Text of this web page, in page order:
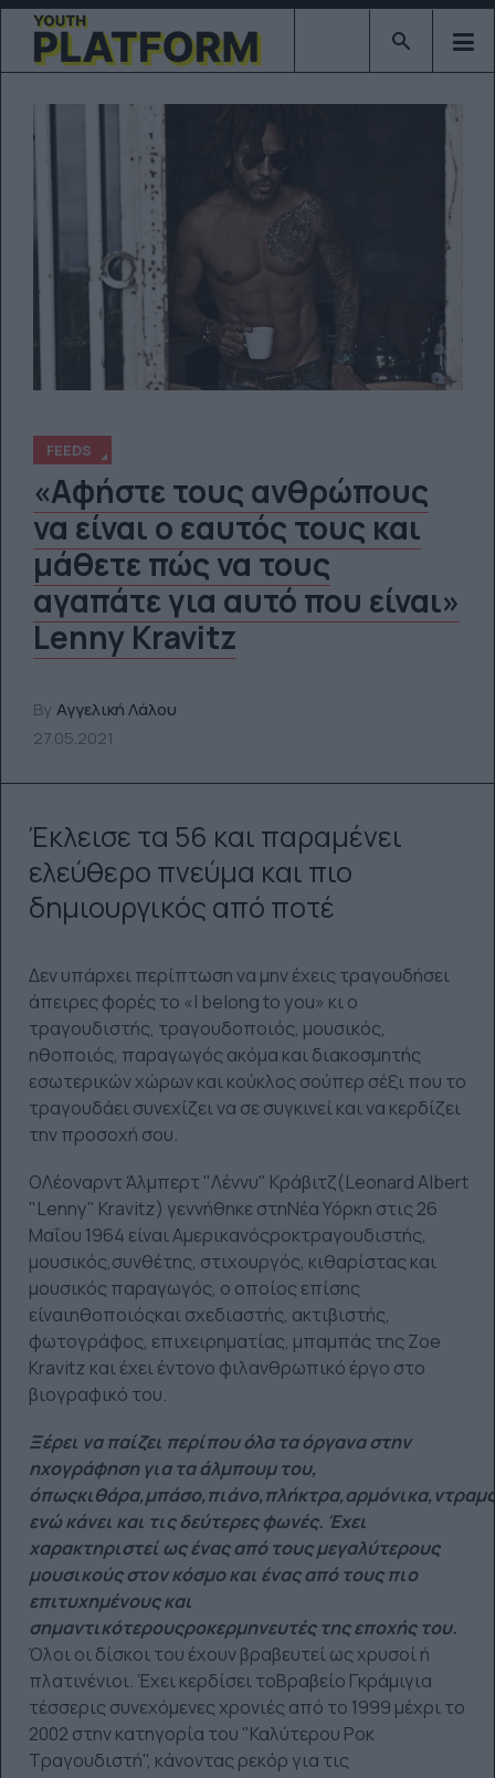
Type 2 or
FEEDS
«Αφήστε τους ανθρώπους
να είναι ο εαυτός τους και
μάθετε πώς να τους
αγαπάτε για αυτό που είναι»
Lenny Kravitz
By Αγγελική Λάλου
27.05.2021
Έκλεισε τα 56 και παραμένει
ελεύθερο πνεύμα και πιο
δημιουργικός από ποτέ
Δεν υπάρχει περίπτωση να μην έχεις τραγουδήσει
άπειρες φορές το «Ι belong to you» κι ο
τραγουδιστής, τραγουδοποιός, μουσικός,
ηθοποιός, παραγωγός ακόμα και διακοσμητής
εσωτερικών χώρων και κούκλος σούπερ σέξι που το
τραγουδάει συνεχίζει να σε συγκινεί και να κερδίζει
την προσοχή σου.
ΟΛέοναρντ Άλμπερτ "Λέννυ" Κράβιτζ(Leonard Albert
"Lenny" Kravitz) γεννήθηκε στηΝέα Υόρκη στις 26
Μαΐου 1964 είναι Αμερικανόςροκτραγουδιστής,
μουσικός,συνθέτης, στιχουργός, κιθαρίστας και
μουσικός παραγωγός, ο οποίος επίσης
είναιηθοποιόςκαι σχεδιαστής, ακτιβιστής,
φωτογράφος, επιχειρηματίας, μπαμπάς της Zoe
Kravitz και έχει έντονο φιλανθρωπικό έργο στο
βιογραφικό του.
Ξέρει να παίζει περίπου όλα τα όργανα στην
ηχογράφηση για τα άλμπουμ του,
ενώ κάνει και τις δεύτερες φωνές. Έχει
χαρακτηριστεί ως ένας από τους μεγαλύτερους
μουσικούς στον κόσμο και ένας από τους πιο
επιτυχημένους και
σημαντικότερουςροκερμηνευτές της εποχής του.
Όλοι οι δίσκοι του έχουν βραβευτεί ως χρυσοί ή
πλατινένιοι. Έχει κερδίσει τοΒραβείο Γκράμιγια
τέσσερις συνεχόμενες χρονιές από το 1999 μέχρι το
2002 στην κατηγορία του "Καλύτερου Ροκ
Τραγουδιστή", κάνοντας ρεκόρ για τις